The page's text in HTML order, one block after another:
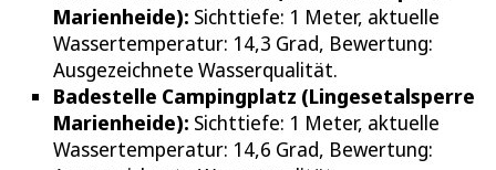
Marienheide): Sichttiefe: 1 Meter, aktuelle
Wassertemperatur: 14,3 Grad, Bewertung:
Ausgezeichnete Wasserqualität.
Badestelle Campingplatz (Lingesetalsperre
Marienheide): Sichttiefe: 1 Meter, aktuelle
Wassertemperatur: 14,6 Grad, Bewertung: